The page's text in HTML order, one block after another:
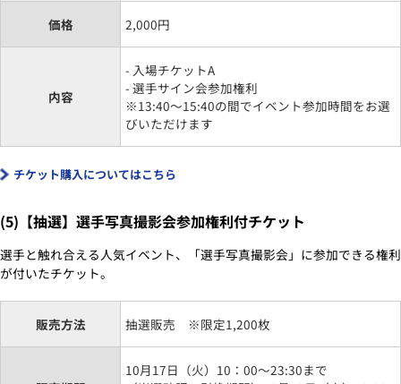
価格 2,000円
内容
- 入場チケットA
- 選手サイン会参加権利
※13:40～15:40の間でイベント参加時間をお選
びいただけます
チケット購入についてはこちら
(5)【抽選】選手写真撮影会参加権利付チケット
選手と触れ合える人気イベント、「選手写真撮影会」に参加できる権利
が付いたチケット。
販売方法 抽選販売 ※限定1,200枚
10月17日（火）10：00～23:30まで